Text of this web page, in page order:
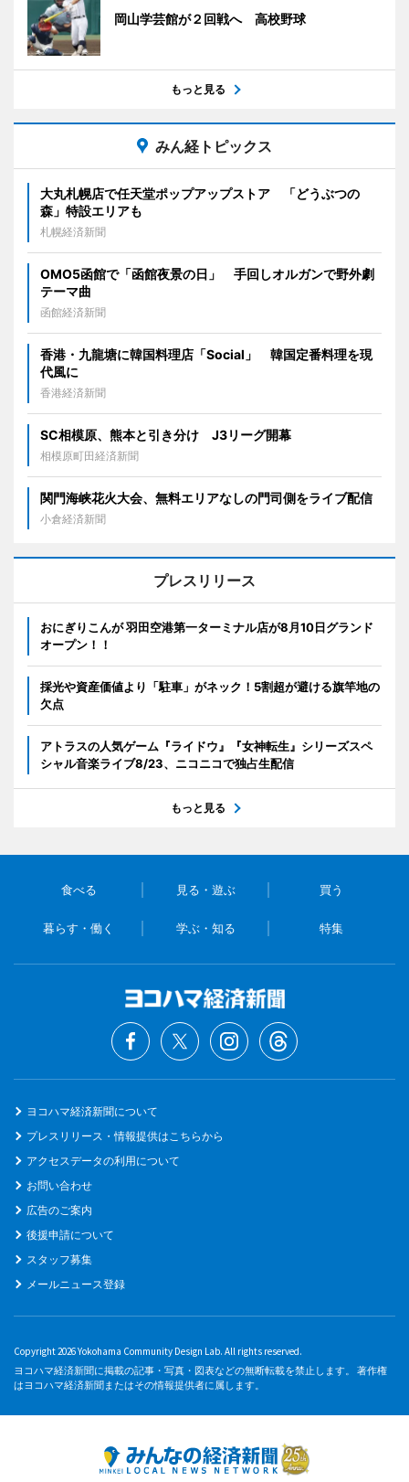
岡山学芸館が２回戦へ 高校野球
もっと見る
みん経トピックス
大丸札幌店で任天堂ポップアップストア 「どうぶつの
森」特設エリアも
札幌経済新聞
OMO5函館で「函館夜景の日」 手回しオルガンで野外劇
テーマ曲
函館経済新聞
香港・九龍塘に韓国料理店「Social」 韓国定番料理を現
代風に
香港経済新聞
SC相模原、熊本と引き分け J3リーグ開幕
相模原町田経済新聞
関門海峡花火大会、無料エリアなしの門司側をライブ配信
小倉経済新聞
プレスリリース
おにぎりこんが 羽田空港第一ターミナル店が8月10日グランド
オープン！！
採光や資産価値より「駐車」がネック！5割超が避ける旗竿地の
欠点
アトラスの人気ゲーム『ライドウ』『女神転生』シリーズスペ
シャル音楽ライブ8/23、ニコニコで独占生配信
もっと見る
食べる 見る・遊ぶ 買う
暮らす・働く 学ぶ・知る 特集
ヨコハマ経済新聞について
プレスリリース・情報提供はこちらから
アクセスデータの利用について
お問い合わせ
広告のご案内
後援申請について
スタッフ募集
メールニュース登録
Copyright 2026 Yokohama Community Design Lab. All rights reserved.
ヨコハマ経済新聞に掲載の記事・写真・図表などの無断転載を禁止します。 著作権
はヨコハマ経済新聞またはその情報提供者に属します。